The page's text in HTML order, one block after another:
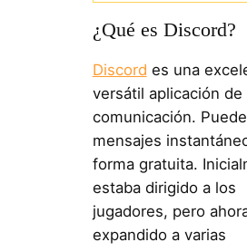
¿Qué es Discord?
Discord es una
versátil aplicación de
comunicación.
mensajes
forma gratuita.
estaba dirigido a los
jugadores, pero
expandido a varias